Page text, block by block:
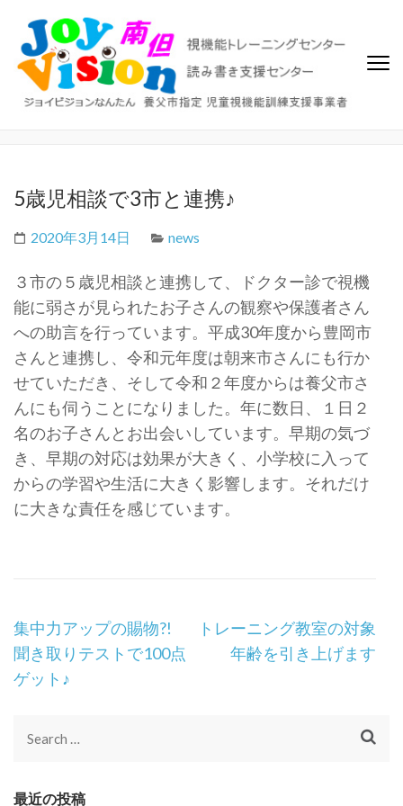
5歳児相談で3市と連携♪
2020年3月14日 news
３市の５歳児相談と連携して、ドクター診で視機
能に弱さが見られたお子さんの観察や保護者さん
への助言を行っています。平成30年度から豊岡市
さんと連携し、令和元年度は朝来市さんにも行か
せていただき、そして令和２年度からは養父市さ
んにも伺うことになりました。年に数日、１日２
名のお子さんとお出会いしています。早期の気づ
き、早期の対応は効果が大きく、小学校に入って
からの学習や生活に大きく影響します。それだけ
に大きな責任を感じています。
Post
Navigation
集中力アップの賜物?!
聞き取りテストで100点
ゲット♪
トレーニング教室の対象
年齢を引き上げます
Search
最近の投稿